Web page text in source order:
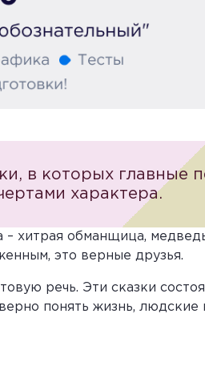
в которых
характера.
– хитрая обманщица,
это верные друзья.
речь. Эти сказки
понять жизнь, людские